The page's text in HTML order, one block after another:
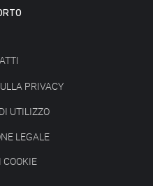
PRIVACY
UTILIZZO
LEGALE
COOKIE